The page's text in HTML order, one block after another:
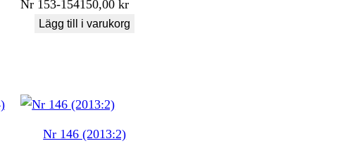
Nr 153-154150,00kr
Lägg till i varukorg
Nr 146 (2013:2)